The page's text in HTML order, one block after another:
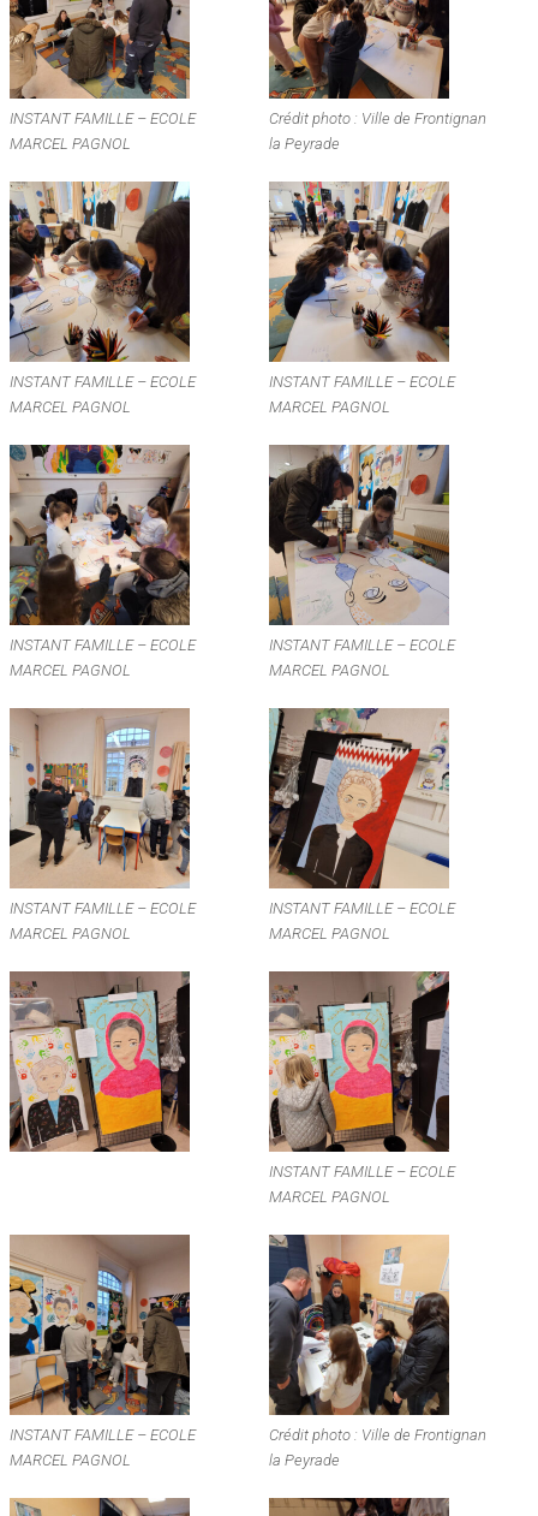
INSTANT FAMILLE – ECOLE
MARCEL PAGNOL
Crédit photo : Ville de Frontignan
la Peyrade
INSTANT FAMILLE – ECOLE
MARCEL PAGNOL
INSTANT FAMILLE – ECOLE
MARCEL PAGNOL
INSTANT FAMILLE – ECOLE
MARCEL PAGNOL
INSTANT FAMILLE – ECOLE
MARCEL PAGNOL
INSTANT FAMILLE – ECOLE
MARCEL PAGNOL
INSTANT FAMILLE – ECOLE
MARCEL PAGNOL
INSTANT FAMILLE – ECOLE
MARCEL PAGNOL
INSTANT FAMILLE – ECOLE
MARCEL PAGNOL
Crédit photo : Ville de Frontignan
la Peyrade